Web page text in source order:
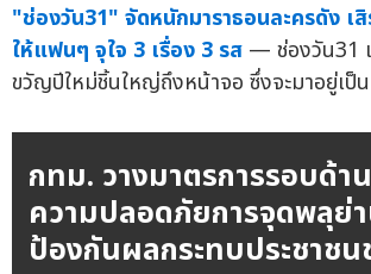
"ช่องวัน31" จัดหนักมาราธอนละครดัง เ
ให้แฟนๆ จุใจ 3 เรื่อง 3 รส — ช่องวัน31
ขวัญปีใหม่ชิ้นใหญ่ถึงหน้าจอ ซึ่งจะมาอยู่เป็
กทม. วางมาตรการรอบด้า
ความปลอดภัยการจุดพลุย่
ป้องกันผลกระทบประชาชน